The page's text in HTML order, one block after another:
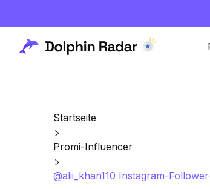
Startseite
Promi-Influencer
@alii_khan110 Instagram-